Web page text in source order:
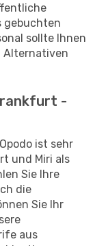
gebuchten
sollte Ihnen
Alternativen
-
ist sehr
und Miri als
Sie Ihre
die
Sie Ihr
aus